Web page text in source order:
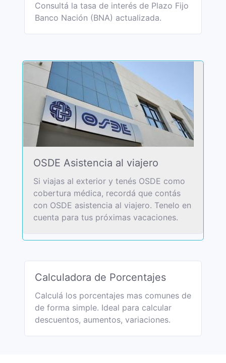
Consultá la tasa de interés de Plazo Fijo
Banco Nación (BNA) actualizada.
OSDE Asistencia al viajero
Si viajas al exterior y tenés OSDE como
cobertura médica, recordá que contás
con OSDE asistencia al viajero. Tenelo en
cuenta para tus próximas vacaciones.
Calculadora de Porcentajes
Calculá los porcentajes mas comunes de
de forma simple. Ideal para calcular
descuentos, aumentos, variaciones.